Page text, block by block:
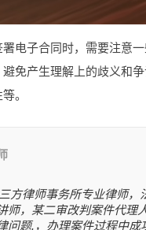
署电子合同时，需要注意
免产生理解上的歧义和
。
三方律师事务所专业律师
师，某二审改判案件代理
问题.，办理案件过程中成